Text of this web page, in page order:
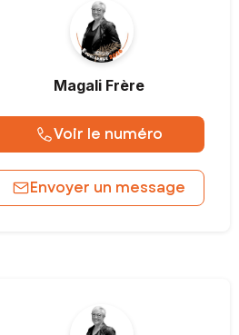
Magali Frère
Voir le numéro
Envoyer un message